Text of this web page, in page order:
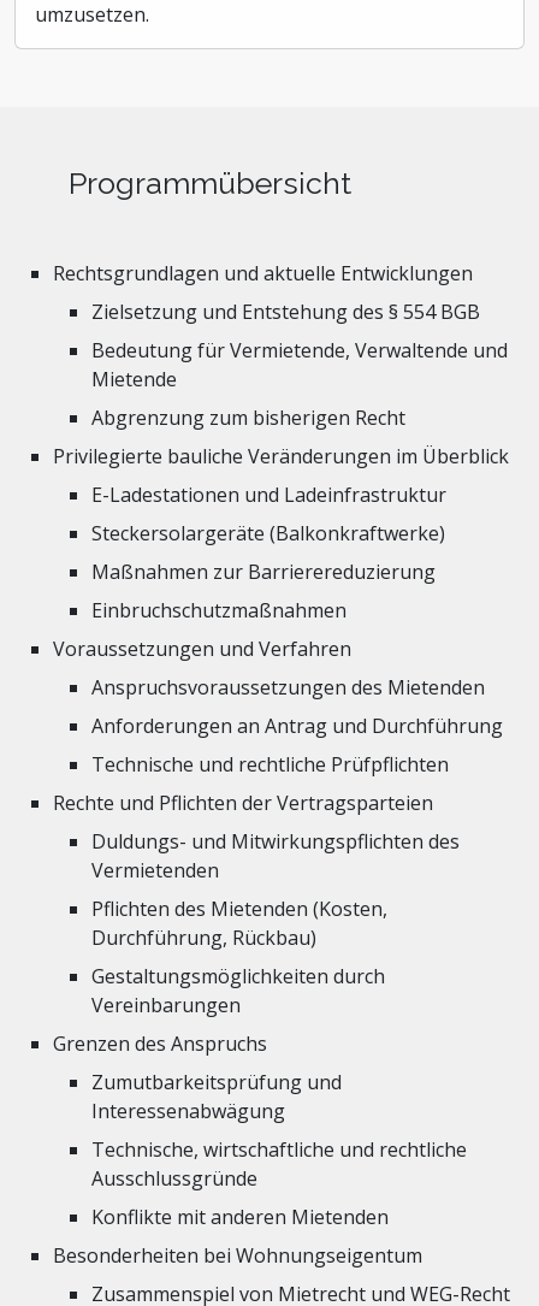
umzusetzen.
Programmübersicht
Rechtsgrundlagen und aktuelle Entwicklungen
Zielsetzung und Entstehung des § 554 BGB
Bedeutung für Vermietende, Verwaltende und
Mietende
Abgrenzung zum bisherigen Recht
Privilegierte bauliche Veränderungen im Überblick
E-Ladestationen und Ladeinfrastruktur
Steckersolargeräte (Balkonkraftwerke)
Maßnahmen zur Barrierereduzierung
Einbruchschutzmaßnahmen
Voraussetzungen und Verfahren
Anspruchsvoraussetzungen des Mietenden
Anforderungen an Antrag und Durchführung
Technische und rechtliche Prüfpflichten
Rechte und Pflichten der Vertragsparteien
Duldungs- und Mitwirkungspflichten des
Vermietenden
Pflichten des Mietenden (Kosten,
Durchführung, Rückbau)
Gestaltungsmöglichkeiten durch
Vereinbarungen
Grenzen des Anspruchs
Zumutbarkeitsprüfung und
Interessenabwägung
Technische, wirtschaftliche und rechtliche
Ausschlussgründe
Konflikte mit anderen Mietenden
Besonderheiten bei Wohnungseigentum
Zusammenspiel von Mietrecht und WEG-Recht